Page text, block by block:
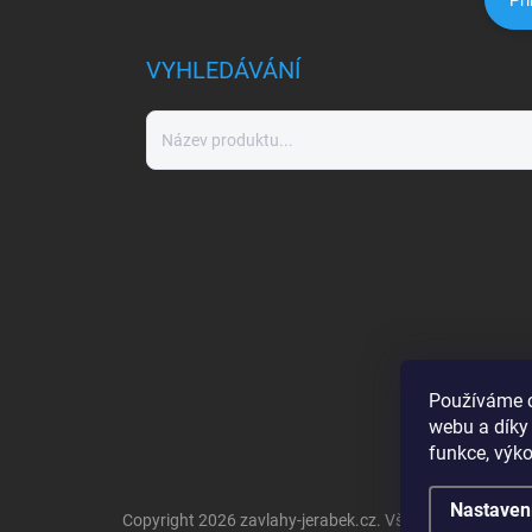
Používáme
webu a
funkce,
VYHLEDÁVÁNÍ
Copyright 2026 zavlahy-jerabek.cz. Všechna práva